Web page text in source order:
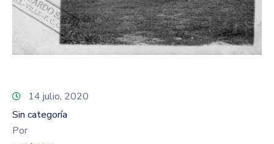
14 julio, 2020
Sin categoría
Por